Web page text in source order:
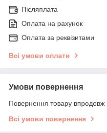
Післяплата
Оплата на рахунок
Оплата за реквізитами
Всі умови оплати
Умови повернення
Повернення товару впродовж
Всі умови повернення